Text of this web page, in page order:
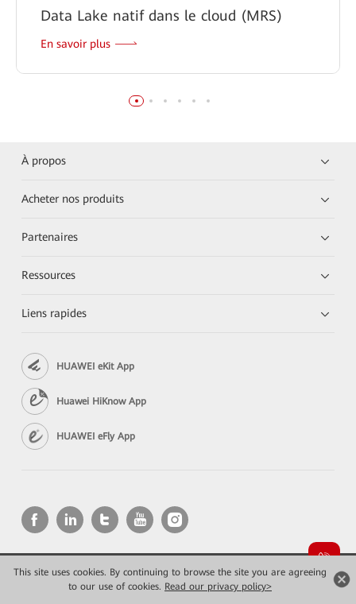
This site uses cookies. By continuing to browse the site you are agreeing
to our use of cookies. Read our privacy policy>
Data Lake natif dans le cloud (MRS)
En savoir plus
À propos
Acheter nos produits
Partenaires
Ressources
Liens rapides
HUAWEI eKit App
Huawei HiKnow App
HUAWEI eFly App
Copyright © 2026 Huawei Technologies Co., Ltd. All rights reserved.
Confidentialité
Mentions Légales